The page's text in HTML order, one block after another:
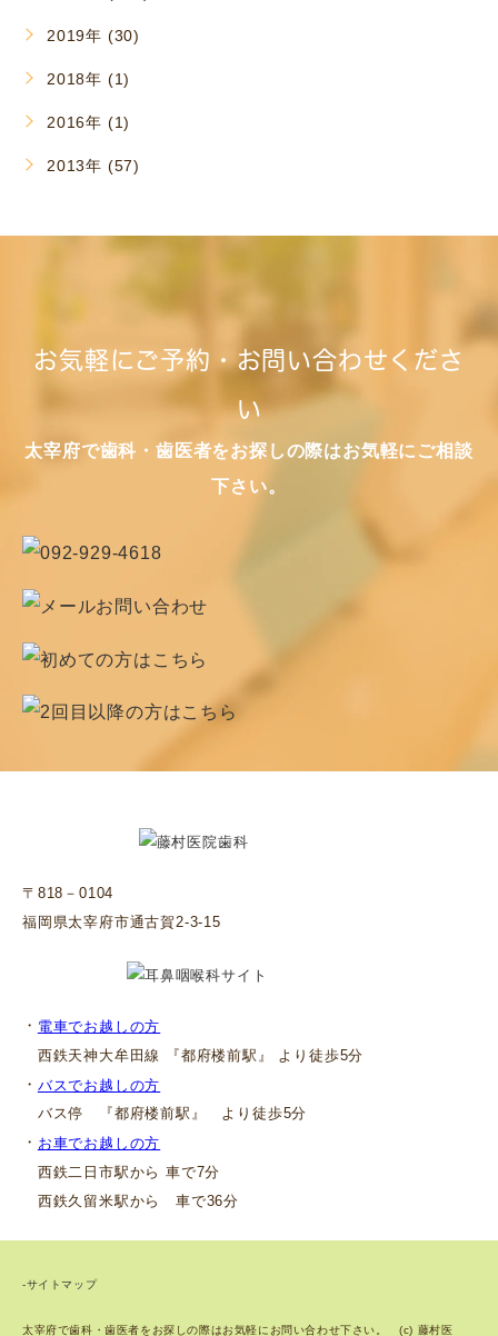
2019年 (30)
2018年 (1)
2016年 (1)
2013年 (57)
お気軽にご予約・お問い合わせくださ
い
太宰府で歯科・歯医者をお探しの際はお気軽にご相談
下さい。
〒818－0104
福岡県太宰府市通古賀2-3-15
・ 電車でお越しの方
西鉄天神大牟田線 『都府楼前駅』 より徒歩5分
・ バスでお越しの方
バス停 『都府楼前駅』 より徒歩5分
・ お車でお越しの方
西鉄二日市駅から 車で7分
西鉄久留米駅から 車で36分
-サイトマップ
太宰府で歯科・歯医者をお探しの際はお気軽にお問い合わせ下さい。 (c) 藤村医